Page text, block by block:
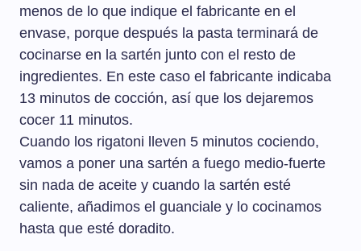
menos de lo que indique el fabricante en el
envase, porque después la pasta terminará de
cocinarse en la sartén junto con el resto de
ingredientes. En este caso el fabricante indicaba
13 minutos de cocción, así que los dejaremos
cocer 11 minutos.
Cuando los rigatoni lleven 5 minutos cociendo,
vamos a poner una sartén a fuego medio-fuerte
sin nada de aceite y cuando la sartén esté
caliente, añadimos el guanciale y lo cocinamos
hasta que esté doradito.